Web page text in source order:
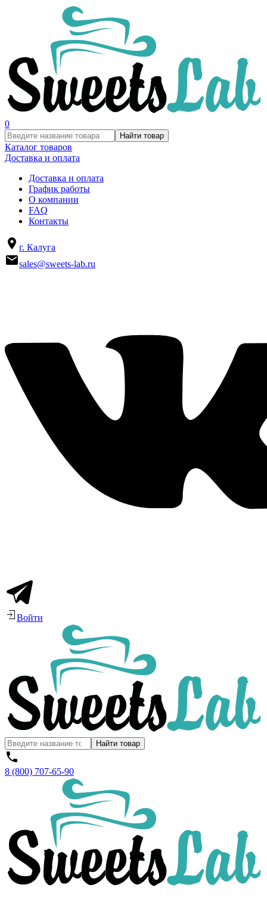
0
Найти товар
Каталог товаров
Доставка и оплата
Доставка и оплата
График работы
О компании
FAQ
Контакты
г. Калуга
sales@sweets-lab.ru
Войти
Найти товар
8 (800) 707-65-90